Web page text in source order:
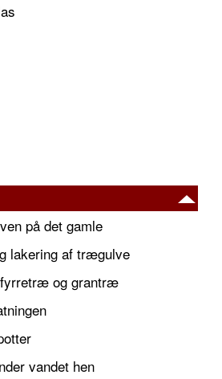
på det gamle
lakering af trægulve
og grantræ
vandet hen